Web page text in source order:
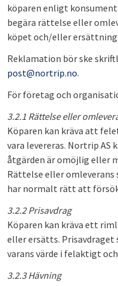
köparen enligt
begära rättelse eller
köpet och/eller ersättning.
Reklamation bör ske
post@nortrip.no.
För företag och
3.2.1 Rättelse eller
Köparen kan kräva att
vara levereras. Nortrip
åtgärden är omöjlig eller
Rättelse eller omleverans
har normalt rätt att
3.2.2 Prisavdrag
Köparen kan kräva ett
eller ersätts. Prisavdraget
varans värde i felaktigt
3.2.3 Hävning